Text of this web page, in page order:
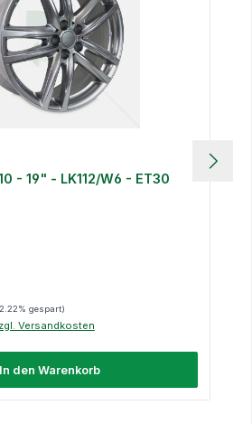
- 19" - LK112/W6 - ET30
gespart)
Versandkosten
In den Warenkorb